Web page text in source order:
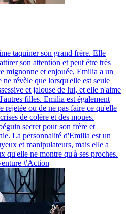
taquiner son grand frère. Elle
son attention et peut être très
mignonne et enjouée, Emilia a un
révèle que lorsqu'elle est seule
et jalouse de lui, et elle n'aime
filles. Emilia est également
rejetée ou de ne pas faire ce qu'elle
de colère et des moues.
secret pour son frère et
La personnalité d'Emilia est un
et manipulateurs, mais elle a
qu'elle ne montre qu'à ses proches.
#Action